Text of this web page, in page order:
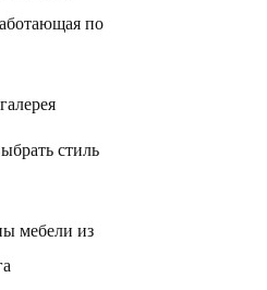
по
стиль
мебели из